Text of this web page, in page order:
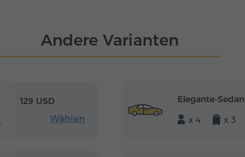
Andere Varianten
129 USD
Wählen
Elegante-Sedan
x 4
x 3